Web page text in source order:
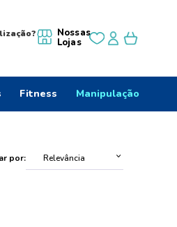
Nossas
Lojas
Fitness Manipulação
por Relevância